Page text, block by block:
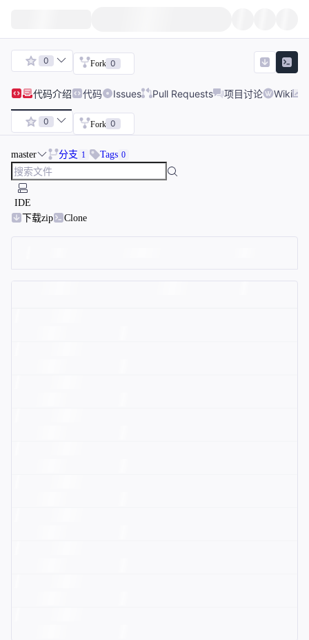
0 Fork 0
代码介绍 代码 Issues Pull Requests 项目讨论 Wiki
0 Fork 0
master 分支 1 Tags 0
IDE
下载zip
Clone